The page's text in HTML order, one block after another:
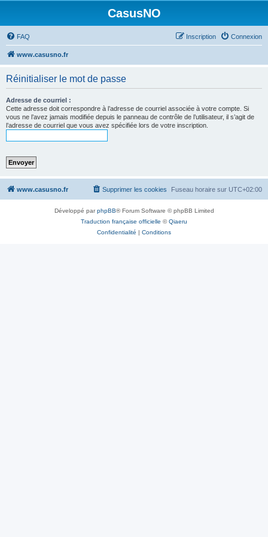
CasusNO
FAQ Connexion
Inscription
www.casusno.fr
Réinitialiser le mot de passe
Adresse de courriel :
Cette adresse doit correspondre à l’adresse de courriel associée à votre compte. Si
vous ne l’avez jamais modifiée depuis le panneau de contrôle de l’utilisateur, il s’agit de
l’adresse de courriel que vous avez spécifiée lors de votre inscription.
www.casusno.fr Fuseau horaire sur UTC+02:00
Supprimer les cookies
Développé parphpBB® Forum Software © phpBB Limited
Traduction française officielle ©Qiaeru
Confidentialité | Conditions